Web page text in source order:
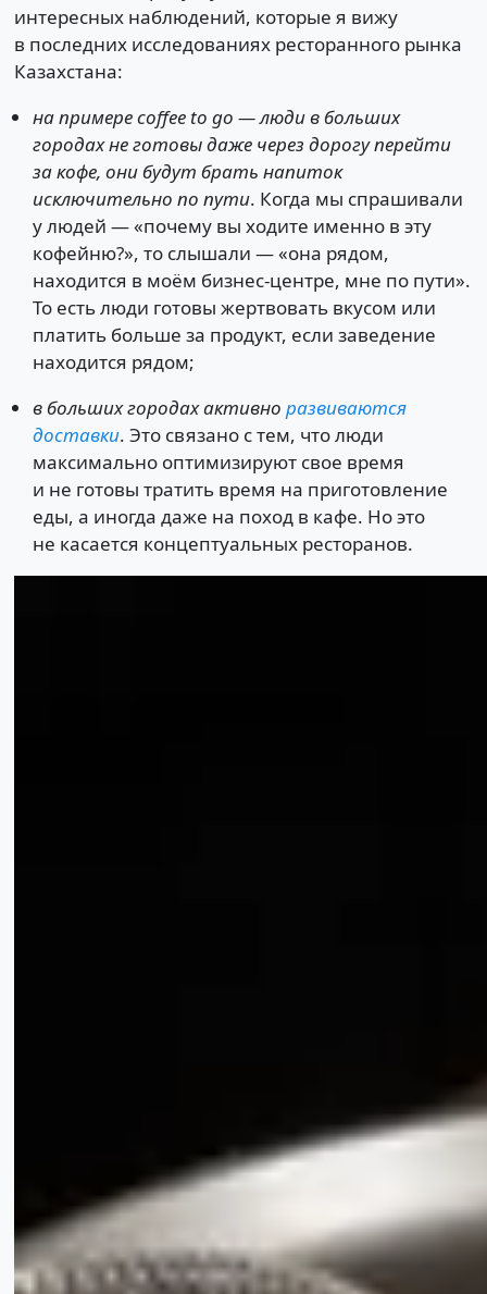
интересных наблюдений, которые я вижу
в последних исследованиях ресторанного рынка
Казахстана:
на примере coffee to go — люди в больших
городах не готовы даже через дорогу перейти
за кофе, они будут брать напиток
исключительно по пути. Когда мы спрашивали
у людей — «почему вы ходите именно в эту
кофейню?», то слышали — «она рядом,
находится в моём бизнес-центре, мне по пути».
То есть люди готовы жертвовать вкусом или
платить больше за продукт, если заведение
находится рядом;
в больших городах активно развиваются
доставки. Это связано с тем, что люди
максимально оптимизируют свое время
и не готовы тратить время на приготовление
еды, а иногда даже на поход в кафе. Но это
не касается концептуальных ресторанов.